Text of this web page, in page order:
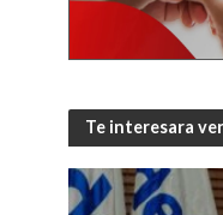
Te interesara ver